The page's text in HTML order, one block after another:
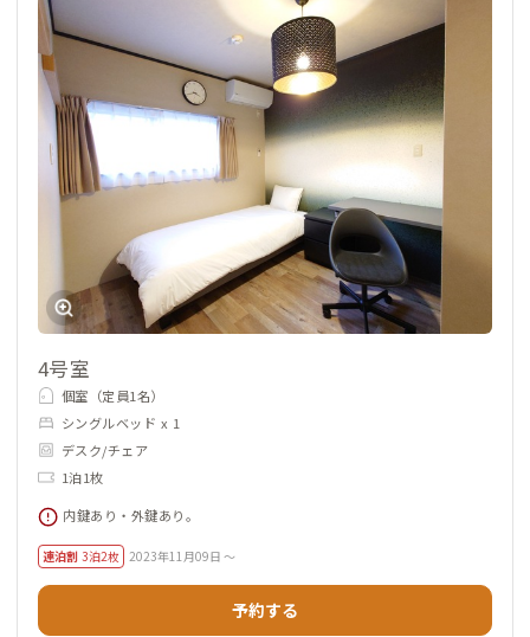
4号室
個室（定員1名）
シングルベッド x 1
デスク/チェア
1泊1枚
内鍵あり・外鍵あり。
連泊割 3泊2枚 2023年11月09日 ～
予約する